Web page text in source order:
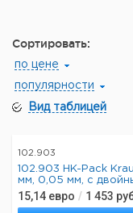
Сортировать:
по цене
популярности
Вид таблицей
102.903
102.903 HK-Pack
мм, 0,05 мм, с
15,14 евро / 1 453